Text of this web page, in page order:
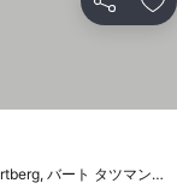
シェア お
Grafendorf bei Hartberg, バート タツマンスドルフまで19.9 km